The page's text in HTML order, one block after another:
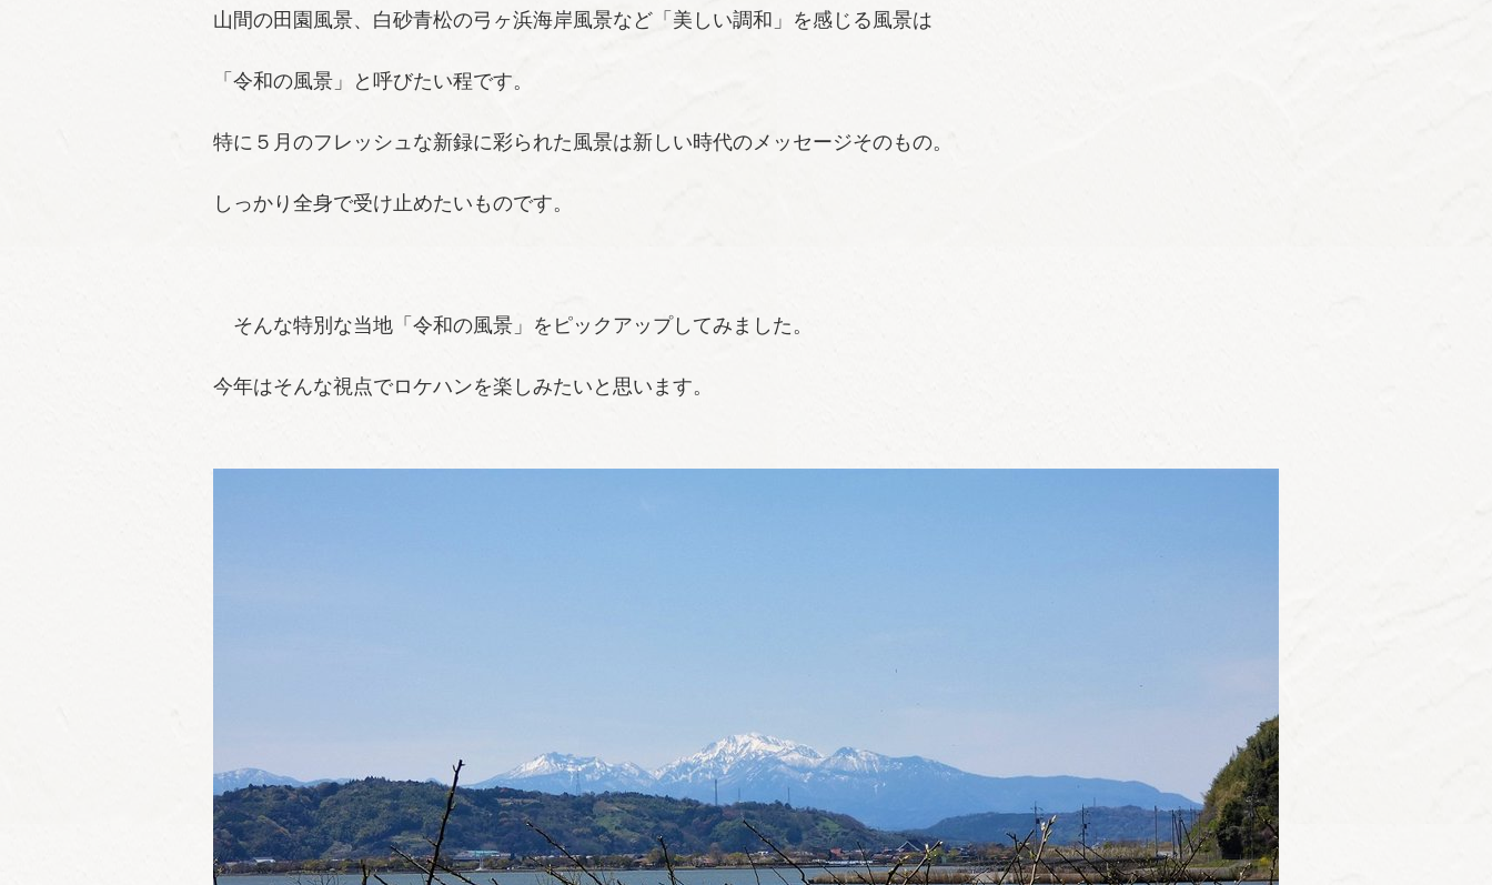
山間の田園風景、白砂青松の弓ヶ浜海岸風景など「美しい調和」を感じる風景は
「令和の風景」と呼びたい程です。
特に５月のフレッシュな新録に彩られた風景は新しい時代のメッセージそのもの。
しっかり全身で受け止めたいものです。
そんな特別な当地「令和の風景」をピックアップしてみました。
今年はそんな視点でロケハンを楽しみたいと思います。